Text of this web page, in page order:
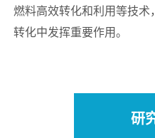
燃料高效转化和利用等技术
转化中发挥重要作用。
研